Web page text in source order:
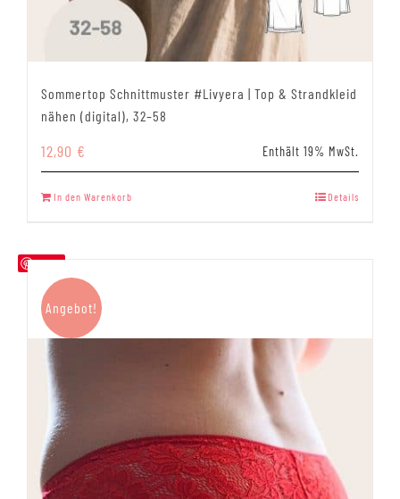
Sommertop Schnittmuster #Livyera | Top & Strandkleid
nähen (digital), 32–58
12,90 € Enthält 19% MwSt.
In den Warenkorb Details
Save
Angebot!